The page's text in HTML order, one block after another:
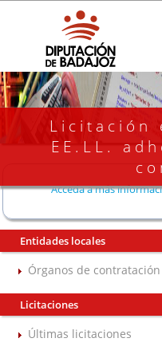
Licitación
EE.LL.
Acceda a más
Entidades locales
Órganos de contratación
Licitaciones
Últimas licitaciones